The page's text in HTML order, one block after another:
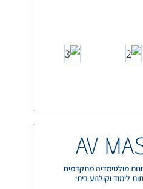
AV
לימוד וקולנוע ביתי